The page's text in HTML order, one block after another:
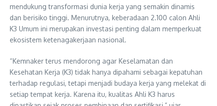
mendukung transformasi dunia kerja yang semakin dinamis
dan berisiko tinggi. Menurutnya, keberadaan 2.100 calon Ahli
K3 Umum ini merupakan investasi penting dalam memperkuat
ekosistem ketenagakerjaan nasional.
“Kemnaker terus mendorong agar Keselamatan dan
Kesehatan Kerja (K3) tidak hanya dipahami sebagai kepatuhan
terhadap regulasi, tetapi menjadi budaya kerja yang melekat di
setiap tempat kerja. Karena itu, kualitas Ahli K3 harus